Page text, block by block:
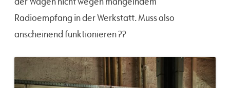
Radioempfang in der Werkstatt. Muss also
anscheinend funktionieren ??